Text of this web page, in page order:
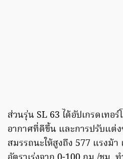
ส่วนรุ่น SL 63 ได้อัปเกรดเทอ
อากาศที่ดีขึ้น และการปรับแต่
สมรรถนะให้สูงถึง 577 แรงม้